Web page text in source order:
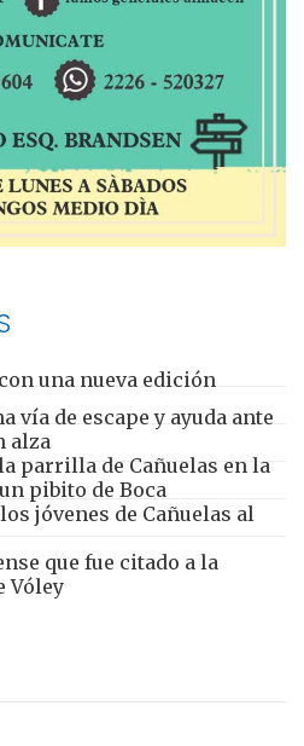
una nueva edición
vía de escape y ayuda ante
alza
parrilla de Cañuelas en la
pibito de Boca
jóvenes de Cañuelas al
que fue citado a la
Vóley